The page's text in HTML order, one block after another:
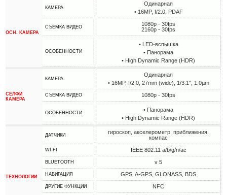
ОСН. КАМЕРА
КАМЕРА
Одинарная
• 16MP, f/2.0, PDAF
СЪЕМКА ВИДЕО
1080p - 30fps
2160p - 30fps
ОСОБЕННОСТИ
• LED-вспышка
• Панорама
• High Dynamic Range (HDR)
СЕЛФИ
КАМЕРА
КАМЕРА
Одинарная
• 16MP, f/2.0, 27mm (wide), 1/3.1", 1.0µm
СЪЕМКА ВИДЕО 1080p - 30fps
ОСОБЕННОСТИ
• Панорама
• High Dynamic Range (HDR)
ТЕХНОЛОГИИ
ДАТЧИКИ
гироскоп, акселерометр, приближения,
компас
WI-FI IEEE 802.11 a/b/g/n/ac
BLUETOOTH v 5
НАВИГАЦИЯ GPS, A-GPS, GLONASS, BDS
ДРУГИЕ ФУНКЦИИ NFC